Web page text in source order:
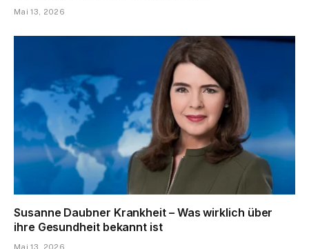
Mai 13, 2026
Susanne Daubner Krankheit – Was wirklich über
ihre Gesundheit bekannt ist
Mai 13, 2026